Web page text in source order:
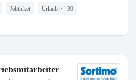
Jobticket Urlaub >= 30